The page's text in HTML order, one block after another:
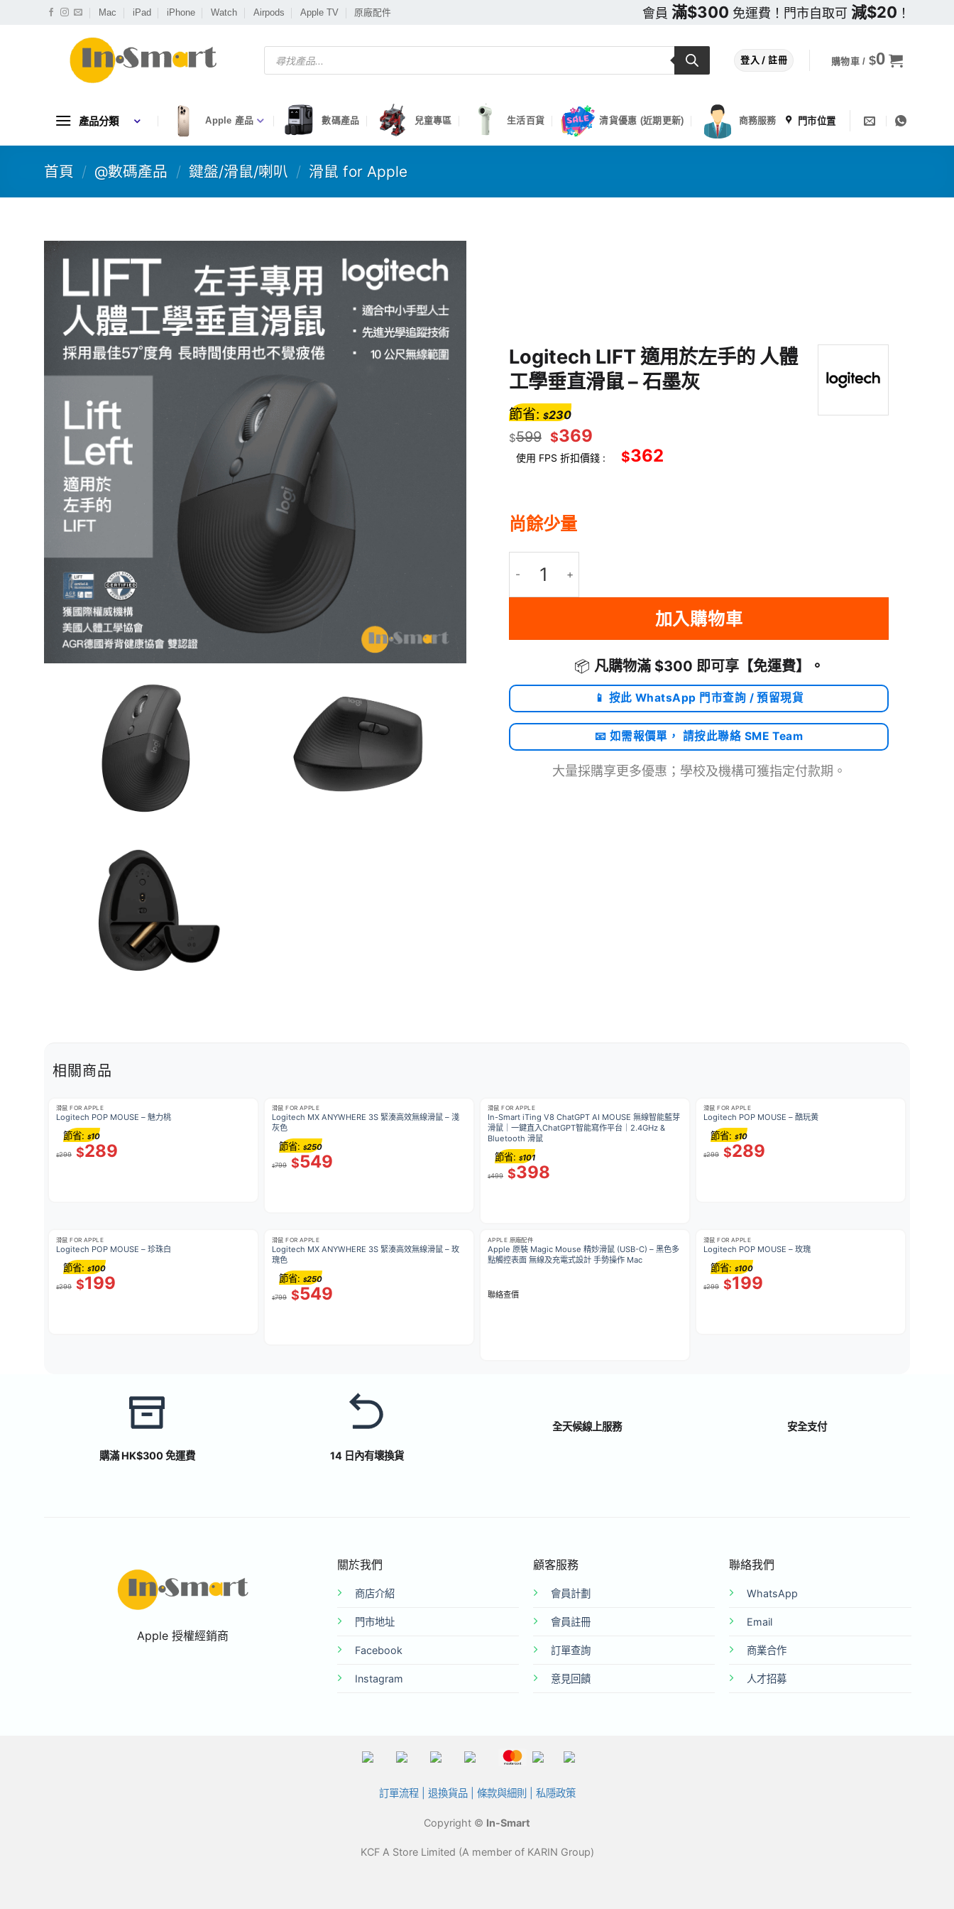
Mac iPad iPhone Watch Airpods Apple TV 原廠配件 會員 滿$300 免運費！門市自取可 減$20 ！
Products
search
登入 / 註冊 購物車 / $0
產品分類 Apple 產品 數碼產品 兒童專區 生活百貨 清貨優惠 (近期更新) 商務服務 門市位置
首頁 / @數碼產品 / 鍵盤/滑鼠/喇叭 / 滑鼠 for Apple
Logitech LIFT 適用於左手的 人體
工學垂直滑鼠 – 石墨灰
$599 $369
節省: $230
使用 FPS 折扣價錢 : $362
尚餘少量
加入購物車
📦 凡購物滿 $300 即可享【免運費】 。
📱 按此 WhatsApp 門市查詢 / 預留現貨
📧 如需報價單， 請按此聯絡 SME Team
大量採購享更多優惠；學校及機構可獲指定付款期。
相關商品
滑鼠 FOR APPLE
Logitech POP MOUSE – 魅力桃
$299 $289
節省: $10
滑鼠 FOR APPLE
Logitech MX ANYWHERE 3S 緊湊高效無線滑鼠 – 淺
灰色
$799 $549
節省: $250
滑鼠 FOR APPLE
In-Smart iTing V8 ChatGPT AI MOUSE 無線智能藍芽
滑鼠｜一鍵直入ChatGPT智能寫作平台｜2.4GHz &
Bluetooth 滑鼠
$499 $398
節省: $101
滑鼠 FOR APPLE
Logitech POP MOUSE – 酷玩黄
$299 $289
節省: $10
滑鼠 FOR APPLE
Logitech POP MOUSE – 珍珠白
$299 $199
節省: $100
滑鼠 FOR APPLE
Logitech MX ANYWHERE 3S 緊湊高效無線滑鼠 – 玫
瑰色
$799 $549
節省: $250
APPLE 原廠配件
Apple 原裝 Magic Mouse 精妙滑鼠 (USB-C) – 黑色多
點觸控表面 無線及充電式設計 手勢操作 Mac
聯絡查價
滑鼠 FOR APPLE
Logitech POP MOUSE – 玫瑰
$299 $199
節省: $100
購滿 HK$300 免運費 14 日內有壞換貨
全天候線上服務 安全支付
Apple 授權經銷商
關於我們
商店介紹
門市地址
Facebook
Instagram
顧客服務
會員計劃
會員註冊
訂單查詢
意見回饋
聯絡我們
WhatsApp
Email
商業合作
人才招募
訂單流程| 退換貨品| 條款與細則 私隱政策
Copyright © In-Smart
KCF A Store Limited (A member of KARIN Group)